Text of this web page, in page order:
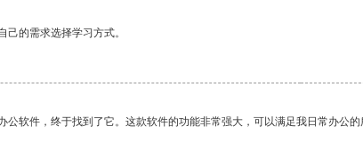
的需求选择学习方式。
软件，终于找到了它。这款软件的功能非常强大，可以满足我日常办公